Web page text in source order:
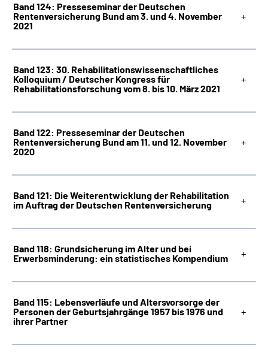
Band 124: Presseseminar der Deutschen
Rentenversicherung Bund am 3. und 4. November
2021
Band 123: 30. Rehabilitationswissenschaftliches
Kolloquium / Deutscher Kongress für
Rehabilitationsforschung vom 8. bis 10. März 2021
Band 122: Presseseminar der Deutschen
Rentenversicherung Bund am 11. und 12. November
2020
Band 121: Die Weiterentwicklung der Rehabilitation
im Auftrag der Deutschen Rentenversicherung
Band 118: Grundsicherung im Alter und bei
Erwerbsminderung: ein statistisches Kompendium
Band 115: Lebensverläufe und Altersvorsorge der
Personen der Geburtsjahrgänge 1957 bis 1976 und
ihrer Partner